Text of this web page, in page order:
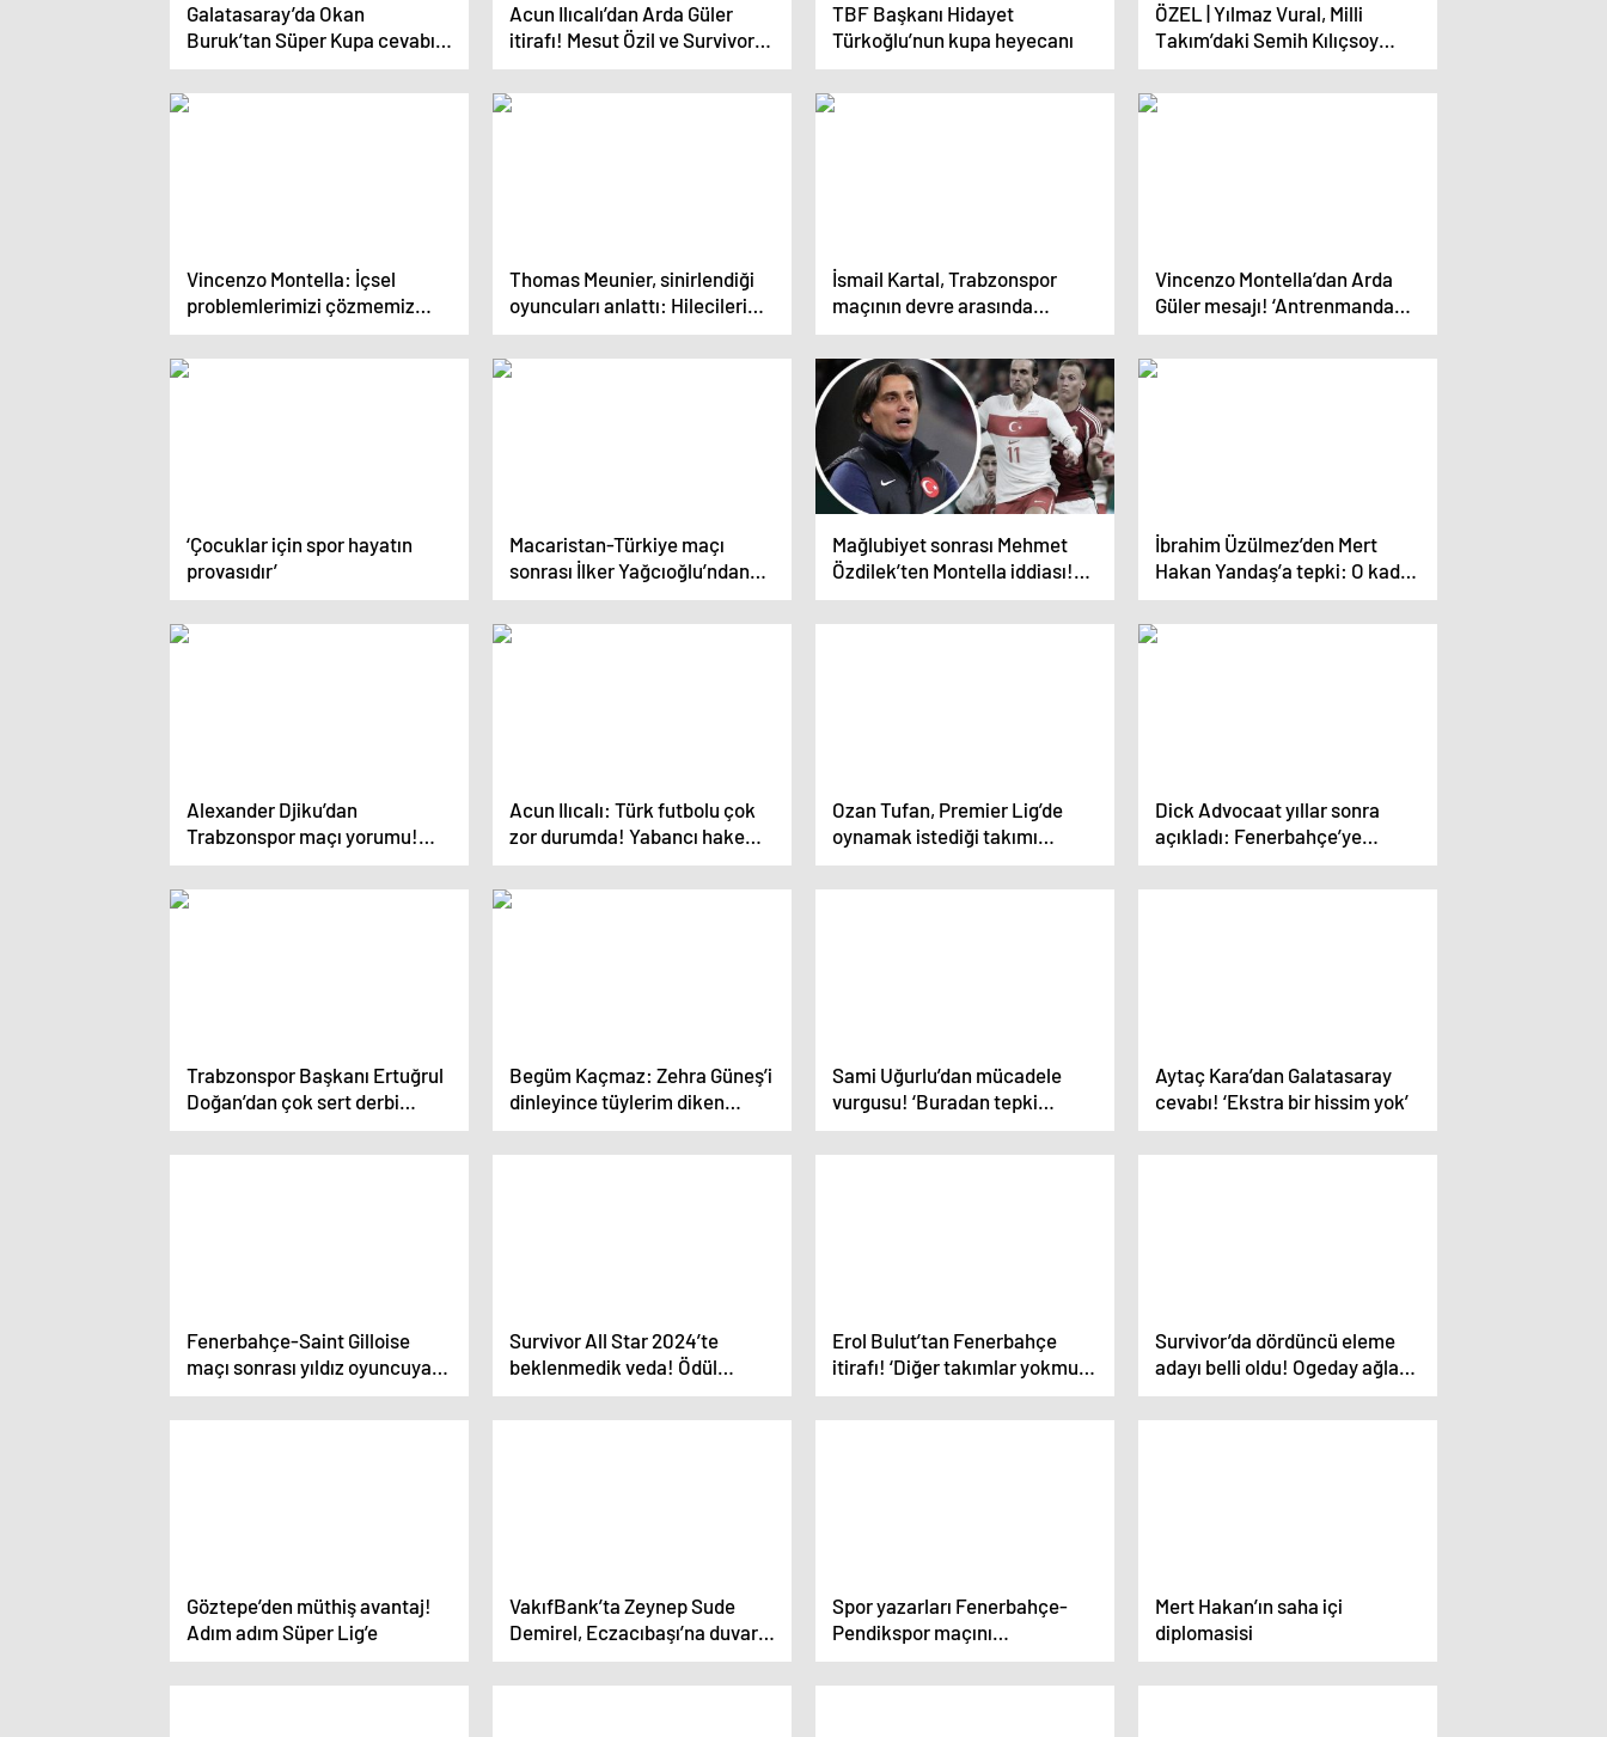
Galatasaray’da Okan
Buruk’tan Süper Kupa cevabı!
‘Kimin yönettiğinin önemi yok’
Acun Ilıcalı’dan Arda Güler
itirafı! Mesut Özil ve Survivor
cevabı
TBF Başkanı Hidayet
Türkoğlu’nun kupa heyecanı
ÖZEL | Yılmaz Vural, Milli
Takım’daki Semih Kılıçsoy
krizini yorumladı! ‘Eğer
dediyse bir daha gelmesin’
Vincenzo Montella: İçsel
problemlerimizi çözmemiz
gerekiyor
Thomas Meunier, sinirlendiği
oyuncuları anlattı: Hilecileri
sevmiyorum
İsmail Kartal, Trabzonspor
maçının devre arasında
yaşananları anlattı: Abdullah
Avcı doğruları bilsin
Vincenzo Montella’dan Arda
Güler mesajı! ‘Antrenmanda
geliştiremezsiniz’
‘Çocuklar için spor hayatın
provasıdır’
Macaristan-Türkiye maçı
sonrası İlker Yağcıoğlu’ndan
yıldız oyuncuya eleştiri: Ne
kadar ısrar edersek olmuyor
Mağlubiyet sonrası Mehmet
Özdilek’ten Montella iddiası!
‘Hayal ettiği 4-6-0’
İbrahim Üzülmez’den Mert
Hakan Yandaş’a tepki: O kadar
hareket yapılır mı?
Alexander Djiku’dan
Trabzonspor maçı yorumu!
‘Şok ve dehşet içindeydik’
Acun Ilıcalı: Türk futbolu çok
zor durumda! Yabancı hakem
getirilsin
Ozan Tufan, Premier Lig’de
oynamak istediği takımı
açıkladı: Kendi aramızda
konuşuyoruz
Dick Advocaat yıllar sonra
açıkladı: Fenerbahçe’ye
minnettarım, iki sene daha
uzatma şansım olabilirdi
Trabzonspor Başkanı Ertuğrul
Doğan’dan çok sert derbi
sözleri! ‘Delikanlılığa sığmaz’
Begüm Kaçmaz: Zehra Güneş’i
dinleyince tüylerim diken
diken oldu | Eda Erdem’i çok
izliyorum
Sami Uğurlu’dan mücadele
vurgusu! ‘Buradan tepki
görmek ilginç’
Aytaç Kara’dan Galatasaray
cevabı! ‘Ekstra bir hissim yok’
Fenerbahçe-Saint Gilloise
maçı sonrası yıldız oyuncuya
övgü: Olmasa maç kabusa
dönüşebilirdi
Survivor All Star 2024’te
beklenmedik veda! Ödül
oyununda nefes kesen
mücadele
Erol Bulut’tan Fenerbahçe
itirafı! ‘Diğer takımlar yokmuş
gibi’
Survivor’da dördüncü eleme
adayı belli oldu! Ogeday ağladı
ve herkesi gözyaşlarına boğdu
Göztepe’den müthiş avantaj!
Adım adım Süper Lig’e
VakıfBank’ta Zeynep Sude
Demirel, Eczacıbaşı’na duvar
oldu! Zehra Güneş oynamadı
Spor yazarları Fenerbahçe-
Pendikspor maçını
değerlendirdi: Nasıl oluyor da
tuzağa düşüyor?
Mert Hakan’ın saha içi
diplomasisi